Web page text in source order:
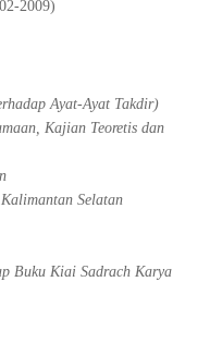
2009)
Ayat-Ayat Takdir)
Kajian Teoretis dan
Selatan
Buku Kiai Sadrach Karya